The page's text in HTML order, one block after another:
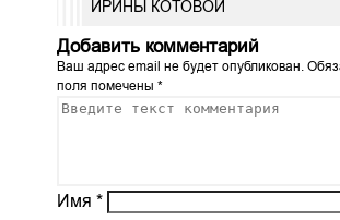
ИРИНЫ КОТОВОЙ
Добавить комментарий
Ваш адрес email не будет опубликован.
поля помечены *
Имя *